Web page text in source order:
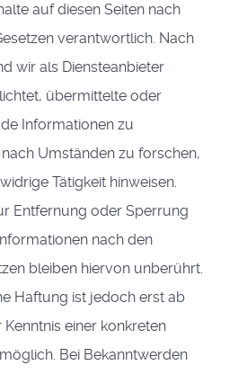
auf diesen Seiten nach
verantwortlich. Nach
wir als Diensteanbieter
übermittelte oder
Informationen zu
Umständen zu forschen,
Tätigkeit hinweisen.
Entfernung oder Sperrung
nach den
bleiben hiervon unberührt.
Haftung ist jedoch erst ab
einer konkreten
Bei Bekanntwerden